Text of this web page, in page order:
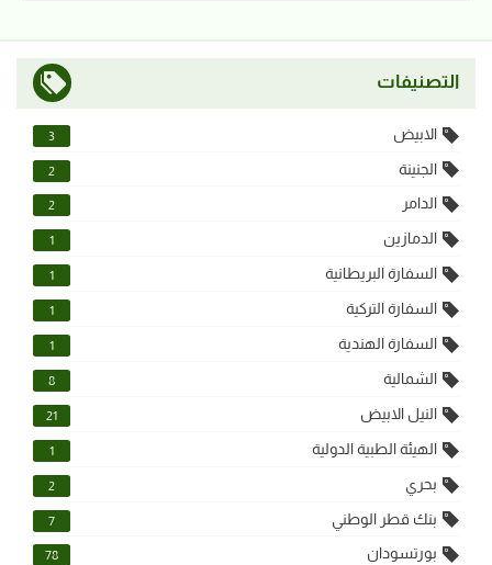
التصنيفات
الابيض 3
الجنينة 2
الدامر 2
الدمازين 1
السفارة البريطانية 1
السفارة التركية 1
السفارة الهندية 1
الشمالية 8
النيل الابيض 21
الهيئة الطبية الدولية 1
بحري 2
بنك قطر الوطني 7
بورتسودان 78